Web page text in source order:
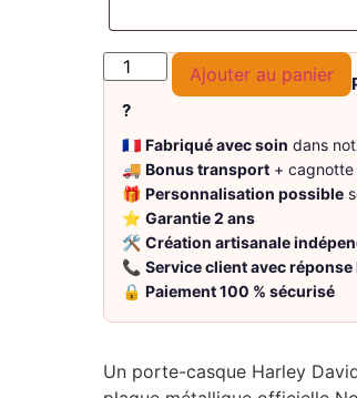
Ajouter au panier
?
🇫🇷 Fabriqué avec soin dans
🚚 Bonus transport +
🎁 Personnalisation possible
⭐ Garantie 2 ans
🛠️ Création artisanale
📞 Service client avec
🔒 Paiement 100 % sécurisé
Un porte-casque Harley